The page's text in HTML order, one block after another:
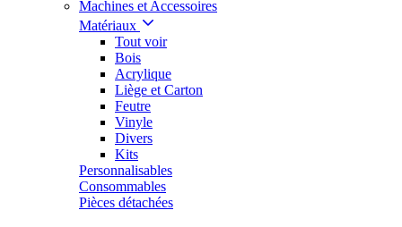
Machines et Accessoires
Matériaux
Tout voir
Bois
Acrylique
Liège et Carton
Feutre
Vinyle
Divers
Kits
Personnalisables
Consommables
Pièces détachées